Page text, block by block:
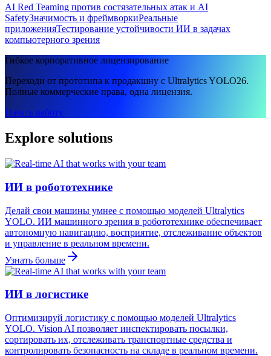
AI Red Teaming против состязательных атак и AI
SafetyЗначимость и фреймворкиРеальные
приложенияТестирование устойчивости ИИ в задачах
компьютерного зрения
Гибкое корпоративное лицензирование
Переходи от прототипа к продакшну с Ultralytics YOLO26.
Полные коммерческие права, одна лицензия.
Начать работу
Explore solutions
ИИ в робототехнике
Делай свои машины умнее с помощью моделей Ultralytics
YOLO. ИИ машинного зрения в робототехнике обеспечивает
автономную навигацию, восприятие, отслеживание объектов
и управление в реальном времени.
Узнать больше
ИИ в логистике
Оптимизируй логистику с помощью моделей Ultralytics
YOLO. Vision AI позволяет инспектировать посылки,
сортировать их, отслеживать транспортные средства и
контролировать безопасность на складе в реальном времени.